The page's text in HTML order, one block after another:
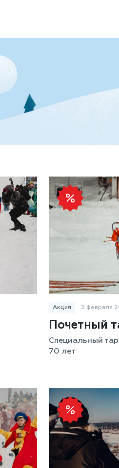
Акция 2 февраля
Почетный
Специальный
70 лет